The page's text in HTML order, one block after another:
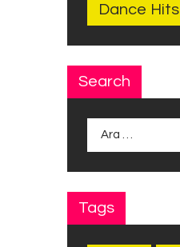
Dance Hits
Search
Tags